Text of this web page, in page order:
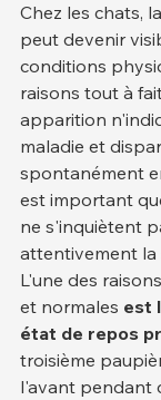
Chez les chats,
peut devenir
conditions
raisons tout à
apparition
maladie et
spontanément
est important
ne s'inquiètent
attentivement la
L'une des
et normales est
état de repos
troisième
l'avant pendant